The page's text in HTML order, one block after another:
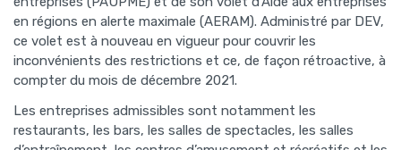
en régions en alerte maximale (AERAM). Administré par DEV,
ce volet est à nouveau en vigueur pour couvrir les
inconvénients des restrictions et ce, de façon rétroactive, à
compter du mois de décembre 2021.
Les entreprises admissibles sont notamment les
restaurants, les bars, les salles de spectacles, les salles